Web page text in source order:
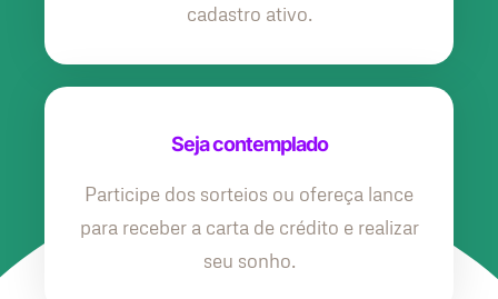
cadastro ativo.
Seja contemplado
Participe dos sorteios ou ofereça lance
para receber a carta de crédito e realizar
seu sonho.